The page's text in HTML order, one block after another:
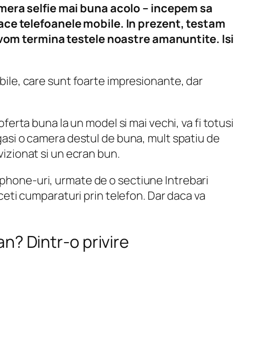
selfie mai buna acolo – incepem sa
telefoanele mobile. In prezent, testam
termina testele noastre amanuntite. Isi
care sunt foarte impresionante, dar
buna la un model si mai vechi, va fi totusi
o camera destul de buna, mult spatiu de
si un ecran bun.
uri, urmate de o sectiune Intrebari
cumparaturi prin telefon. Dar daca va
Dintr-o privire